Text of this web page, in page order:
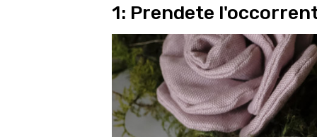
1: Prendete